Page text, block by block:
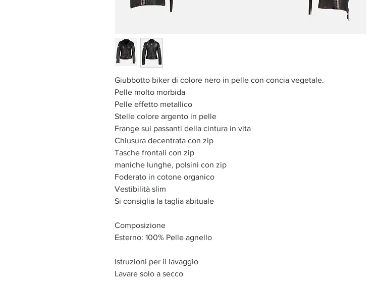
Giubbotto biker di colore nero in pelle con concia vegetale.
Pelle molto morbida
Pelle effetto metallico
Stelle colore argento in pelle
Frange sui passanti della cintura in vita
Chiusura decentrata con zip
Tasche frontali con zip
maniche lunghe, polsini con zip
Foderato in cotone organico
Vestibilità slim
Si consiglia la taglia abituale
Composizione
Esterno: 100% Pelle agnello
Istruzioni per il lavaggio
Lavare solo a secco